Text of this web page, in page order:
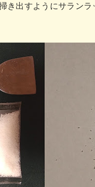
き出すようにサランラ